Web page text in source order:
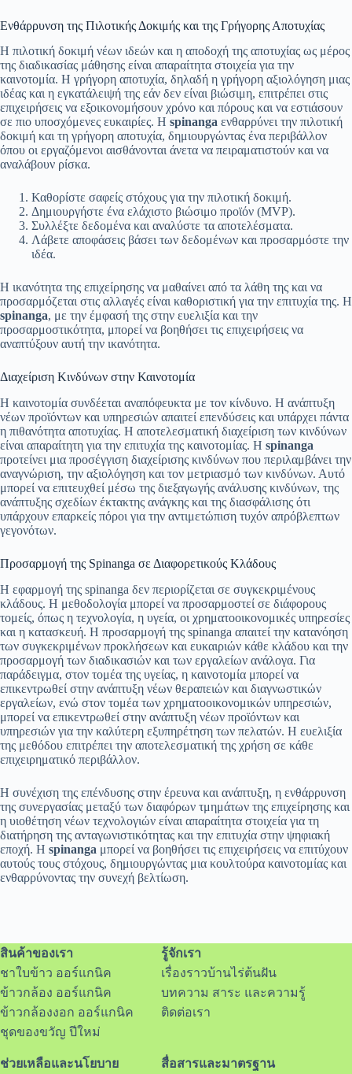
Ενθάρρυνση της Πιλοτικής Δοκιμής και της Γρήγορης Αποτυχίας
Η πιλοτική δοκιμή νέων ιδεών και η αποδοχή της αποτυχίας ως μέρος
της διαδικασίας μάθησης είναι απαραίτητα στοιχεία για την
καινοτομία. Η γρήγορη αποτυχία, δηλαδή η γρήγορη αξιολόγηση μιας
ιδέας και η εγκατάλειψή της εάν δεν είναι βιώσιμη, επιτρέπει στις
επιχειρήσεις να εξοικονομήσουν χρόνο και πόρους και να εστιάσουν
σε πιο υποσχόμενες ευκαιρίες. Η spinanga ενθαρρύνει την πιλοτική
δοκιμή και τη γρήγορη αποτυχία, δημιουργώντας ένα περιβάλλον
όπου οι εργαζόμενοι αισθάνονται άνετα να πειραματιστούν και να
αναλάβουν ρίσκα.
Καθορίστε σαφείς στόχους για την πιλοτική δοκιμή.
Δημιουργήστε ένα ελάχιστο βιώσιμο προϊόν (MVP).
Συλλέξτε δεδομένα και αναλύστε τα αποτελέσματα.
Λάβετε αποφάσεις βάσει των δεδομένων και προσαρμόστε την
ιδέα.
Η ικανότητα της επιχείρησης να μαθαίνει από τα λάθη της και να
προσαρμόζεται στις αλλαγές είναι καθοριστική για την επιτυχία της. Η
spinanga, με την έμφασή της στην ευελιξία και την
προσαρμοστικότητα, μπορεί να βοηθήσει τις επιχειρήσεις να
αναπτύξουν αυτή την ικανότητα.
Διαχείριση Κινδύνων στην Καινοτομία
Η καινοτομία συνδέεται αναπόφευκτα με τον κίνδυνο. Η ανάπτυξη
νέων προϊόντων και υπηρεσιών απαιτεί επενδύσεις και υπάρχει πάντα
η πιθανότητα αποτυχίας. Η αποτελεσματική διαχείριση των κινδύνων
είναι απαραίτητη για την επιτυχία της καινοτομίας. Η spinanga
προτείνει μια προσέγγιση διαχείρισης κινδύνων που περιλαμβάνει την
αναγνώριση, την αξιολόγηση και τον μετριασμό των κινδύνων. Αυτό
μπορεί να επιτευχθεί μέσω της διεξαγωγής ανάλυσης κινδύνων, της
ανάπτυξης σχεδίων έκτακτης ανάγκης και της διασφάλισης ότι
υπάρχουν επαρκείς πόροι για την αντιμετώπιση τυχόν απρόβλεπτων
γεγονότων.
Προσαρμογή της Spinanga σε Διαφορετικούς Κλάδους
Η εφαρμογή της spinanga δεν περιορίζεται σε συγκεκριμένους
κλάδους. Η μεθοδολογία μπορεί να προσαρμοστεί σε διάφορους
τομείς, όπως η τεχνολογία, η υγεία, οι χρηματοοικονομικές υπηρεσίες
και η κατασκευή. Η προσαρμογή της spinanga απαιτεί την κατανόηση
των συγκεκριμένων προκλήσεων και ευκαιριών κάθε κλάδου και την
προσαρμογή των διαδικασιών και των εργαλείων ανάλογα. Για
παράδειγμα, στον τομέα της υγείας, η καινοτομία μπορεί να
επικεντρωθεί στην ανάπτυξη νέων θεραπειών και διαγνωστικών
εργαλείων, ενώ στον τομέα των χρηματοοικονομικών υπηρεσιών,
μπορεί να επικεντρωθεί στην ανάπτυξη νέων προϊόντων και
υπηρεσιών για την καλύτερη εξυπηρέτηση των πελατών. Η ευελιξία
της μεθόδου επιτρέπει την αποτελεσματική της χρήση σε κάθε
επιχειρηματικό περιβάλλον.
Η συνέχιση της επένδυσης στην έρευνα και ανάπτυξη, η ενθάρρυνση
της συνεργασίας μεταξύ των διαφόρων τμημάτων της επιχείρησης και
η υιοθέτηση νέων τεχνολογιών είναι απαραίτητα στοιχεία για τη
διατήρηση της ανταγωνιστικότητας και την επιτυχία στην ψηφιακή
εποχή. Η spinanga μπορεί να βοηθήσει τις επιχειρήσεις να επιτύχουν
αυτούς τους στόχους, δημιουργώντας μια κουλτούρα καινοτομίας και
ενθαρρύνοντας την συνεχή βελτίωση.
สินค้าของเรา
ชาใบข้าว ออร์แกนิค
ข้าวกล้อง ออร์แกนิค
ข้าวกล้องงอก ออร์แกนิค
ชุดของขวัญ ปีใหม่
รู้จักเรา
เรื่องราวบ้านไร่ต้นฝัน
บทความ สาระ และความรู้
ติดต่อเรา
ช่วยเหลือและนโยบาย สื่อสารและมาตรฐาน